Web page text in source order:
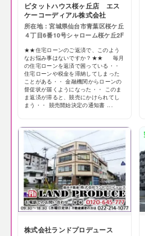
ピタットハウス桜ヶ丘店 エス
ケーコーディアル株式会社
所在地：宮城県仙台市青葉区桜ケ丘
４丁目6番10号シャローム桜ケ丘2F
★★住宅ローンのご返済で、このよう
なお悩み事はないですか？★★ 毎月
の住宅ローンを返済で困っている・・
住宅ローンや税金を滞納してしまった
ことがある・・ 金融機関からローンの
督促状が届くようになった・・ このま
ま返済が滞ると、競売にかけられてし
まう・・ 競売開始決定の通知書 ...
株式会社ランドプロデュース